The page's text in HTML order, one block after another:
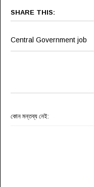
SHARE THIS:
Central Government job
কোন মন্তব্য নেই: